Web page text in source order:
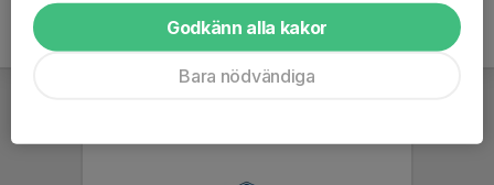
Godkänn alla kakor
Bara nödvändiga